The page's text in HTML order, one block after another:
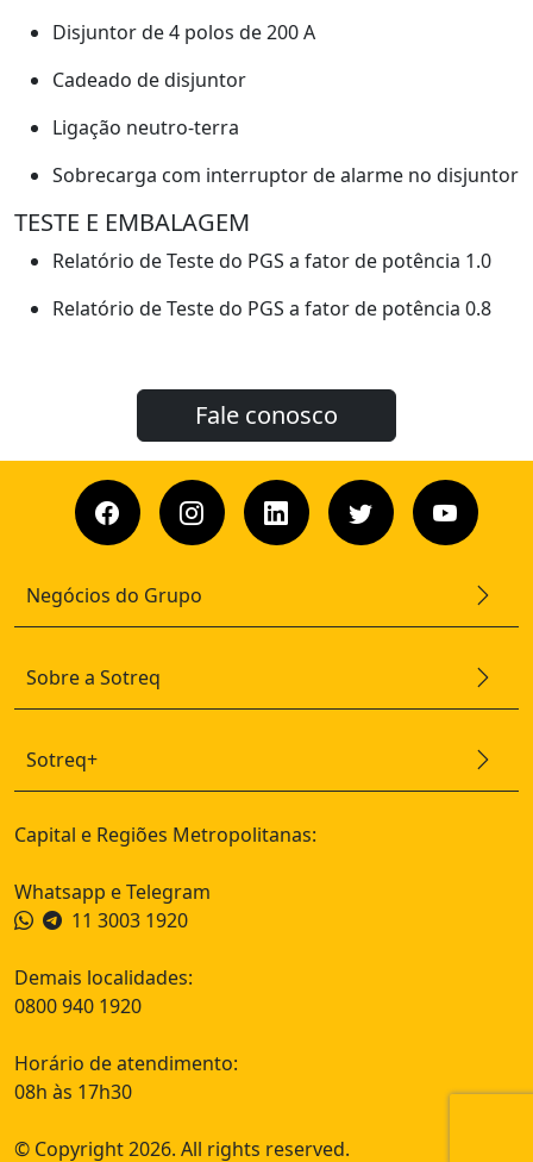
Disjuntor de 4 polos de 200 A
Cadeado de disjuntor
Ligação neutro-terra
Sobrecarga com interruptor de alarme no disjuntor
TESTE E EMBALAGEM
Relatório de Teste do PGS a fator de potência 1.0
Relatório de Teste do PGS a fator de potência 0.8
Fale conosco
Negócios do Grupo
Sobre a Sotreq
Sotreq+
Capital e Regiões Metropolitanas:
Whatsapp e Telegram
11 3003 1920
Demais localidades:
0800 940 1920
Horário de atendimento:
08h às 17h30
© Copyright 2026. All rights reserved.